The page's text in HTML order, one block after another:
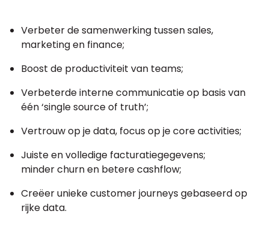
Verbeter de samenwerking tussen sales,
marketing en finance;
Boost de productiviteit van teams;
Verbeterde interne communicatie op basis van
één ‘single source of truth’;
Vertrouw op je data, focus op je core activities;
Juiste en volledige facturatiegegevens;
minder churn en betere cashflow;
Creëer unieke customer journeys gebaseerd op
rijke data.